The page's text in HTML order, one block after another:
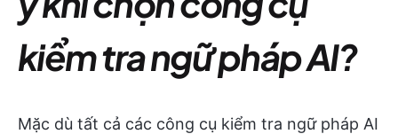
kiểm tra ngữ pháp AI?
Mặc dù tất cả các công cụ kiểm tra ngữ pháp AI